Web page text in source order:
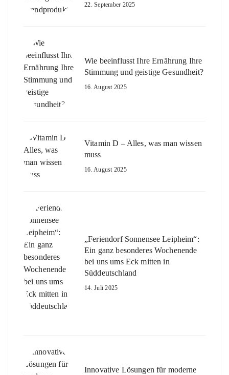
22. September 2025
Wie beeinflusst Ihre Ernährung Ihre
Stimmung und geistige Gesundheit?
16. August 2025
Vitamin D – Alles, was man wissen
muss
16. August 2025
„Feriendorf Sonnensee Leipheim“:
Ein ganz besonderes Wochenende
bei uns ums Eck mitten in
Süddeutschland
14. Juli 2025
Innovative Lösungen für moderne